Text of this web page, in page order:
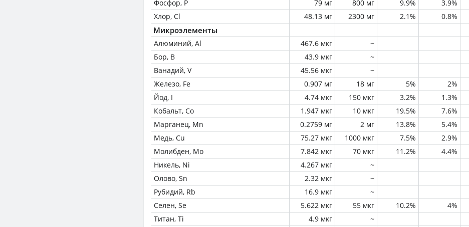
Фосфор, P
79 мг 800 мг 9.9% 3.9%
Хлор, Cl
48.13 мг 2300 мг 2.1% 0.8%
Микроэлементы
Алюминий, Al 467.6 мкг
~
Бор, B
43.9 мкг
~
Ванадий, V
45.56 мкг
~
Железо, Fe
0.907 мг 18 мг 5% 2%
Йод, I
4.74 мкг 150 мкг 3.2% 1.3%
Кобальт, Co
1.947 мкг 10 мкг 19.5% 7.6%
Марганец, Mn
0.2759 мг 2 мг 13.8% 5.4%
Медь, Cu
75.27 мкг 1000 мкг 7.5% 2.9%
Молибден, Mo
7.842 мкг 70 мкг 11.2% 4.4%
Никель, Ni
4.267 мкг
~
Олово, Sn
2.32 мкг
~
Рубидий, Rb
16.9 мкг
~
Селен, Se
5.622 мкг 55 мкг 10.2% 4%
Титан, Ti
4.9 мкг
~